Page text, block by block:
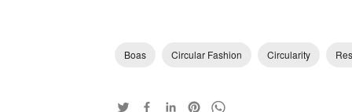
Boas Circular Fashion Circularity